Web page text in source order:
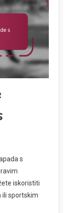
s
iskoristiti
ili sportskim